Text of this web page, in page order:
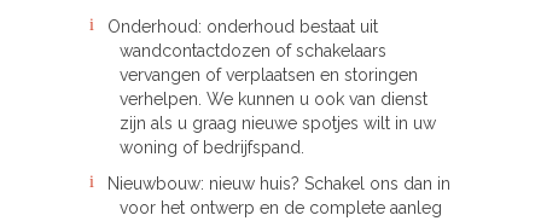
Onderhoud: onderhoud bestaat uit
wandcontactdozen of schakelaars
vervangen of verplaatsen en storingen
verhelpen. We kunnen u ook van dienst
zijn als u graag nieuwe spotjes wilt in uw
woning of bedrijfspand.
Nieuwbouw: nieuw huis? Schakel ons dan in
voor het ontwerp en de complete aanleg